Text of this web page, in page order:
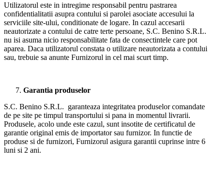
Utilizatorul este in intregime responsabil pentru pastrarea
confidentialitatii asupra contului si parolei asociate accesului la
serviciile site-ului, conditionate de logare. In cazul accesarii
neautorizate a contului de catre terte persoane, S.C. Benino S.R.L.
nu isi asuma nicio responsabilitate fata de consectintele care pot
aparea. Daca utilizatorul constata o utilizare neautorizata a contului
sau, trebuie sa anunte Furnizorul in cel mai scurt timp.
Garantia produselor
S.C. Benino S.R.L. garanteaza integritatea produselor comandate
de pe site pe timpul transportului si pana in momentul livrarii.
Produsele, acolo unde este cazul, sunt insotite de certificatul de
garantie original emis de importator sau furnizor. In functie de
produse si de furnizori, Furnizorul asigura garantii cuprinse intre 6
luni si 2 ani.